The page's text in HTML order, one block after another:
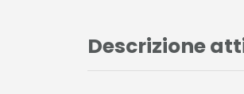
Descrizione